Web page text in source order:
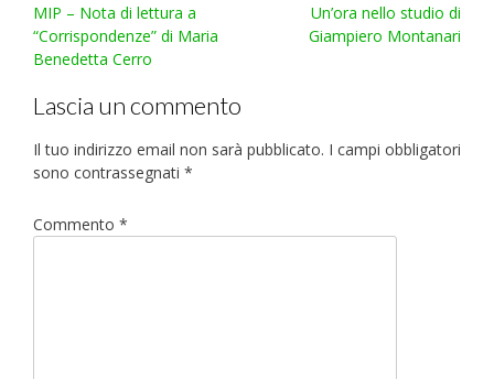
Post
navigation
MIP – Nota di lettura a
“Corrispondenze” di Maria
Benedetta Cerro
Un’ora nello studio di
Giampiero Montanari
Lascia un commento
Il tuo indirizzo email non sarà pubblicato. I campi obbligatori
sono contrassegnati *
Commento *